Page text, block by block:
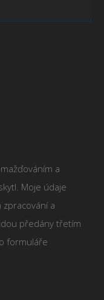
a
Moje údaje
a
předány třetím
formuláře